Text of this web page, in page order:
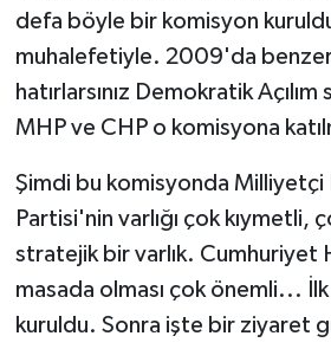
defa böyle bir komisyon
muhalefetiyle. 2009'da
hatırlarsınız Demokratik
MHP ve CHP o komisyona
Şimdi bu komisyonda Milliyetçi
Partisi'nin varlığı çok kıymetli,
stratejik bir varlık. Cumhuriyet
masada olması çok önemli...
kuruldu. Sonra işte bir ziyaret